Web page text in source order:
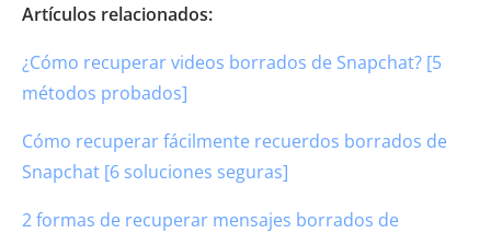
Artículos relacionados:
¿Cómo recuperar videos borrados de Snapchat? [5
métodos probados]
Cómo recuperar fácilmente recuerdos borrados de
Snapchat [6 soluciones seguras]
2 formas de recuperar mensajes borrados de